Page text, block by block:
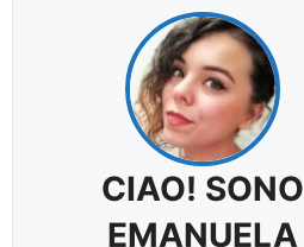
CIAO! SONO
EMANUELA